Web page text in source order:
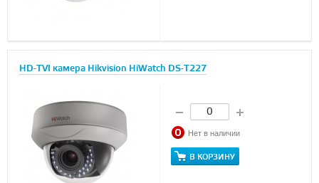
HD-TVI камера Hikvision HiWatch DS-T227
Нет в наличии
В КОРЗИНУ